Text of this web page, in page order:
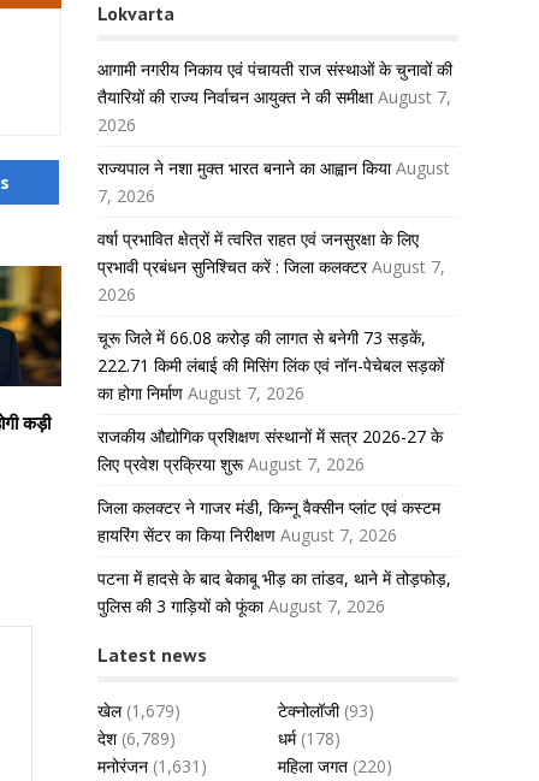
कड़ी
Lokvarta
आगामी नगरीय निकाय एवं पंचायती राज संस्थाओं के चुनावों की
तैयारियों की राज्य निर्वाचन आयुक्त ने की समीक्षा August 7,
2026
राज्यपाल ने नशा मुक्त भारत बनाने का आह्वान किया August
7, 2026
वर्षा प्रभावित क्षेत्रों में त्वरित राहत एवं जनसुरक्षा के लिए
प्रभावी प्रबंधन सुनिश्चित करें : जिला कलक्टर August 7,
2026
चूरू जिले में 66.08 करोड़ की लागत से बनेगी 73 सड़कें,
222.71 किमी लंबाई की मिसिंग लिंक एवं नॉन-पेचेबल सड़कों
का होगा निर्माण August 7, 2026
राजकीय औद्योगिक प्रशिक्षण संस्थानों में सत्र 2026-27 के
लिए प्रवेश प्रक्रिया शुरू August 7, 2026
जिला कलक्टर ने गाजर मंडी, किन्नू वैक्सीन प्लांट एवं कस्टम
हायरिंग सेंटर का किया निरीक्षण August 7, 2026
पटना में हादसे के बाद बेकाबू भीड़ का तांडव, थाने में तोड़फोड़,
पुलिस की 3 गाड़ियों को फूंका August 7, 2026
Latest news
खेल(1,679) टेक्नोलॉजी(93)
देश(6,789) धर्म(178)
मनोरंजन (1,631) महिला जगत (220)